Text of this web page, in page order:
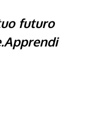
futuro